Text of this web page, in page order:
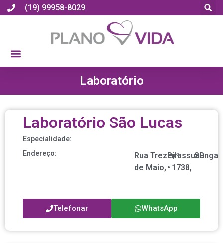
(19) 99958-8029
Laboratório
Laboratório São Lucas
Especialidade:
Endereço:
Rua Treze
de Maio,
nº
1738,
/
Pirassununga
•
SP
Telefonar WhatsApp